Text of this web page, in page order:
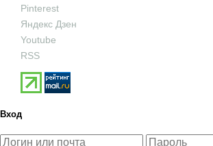
Pinterest
Яндекс Дзен
Youtube
RSS
Вход